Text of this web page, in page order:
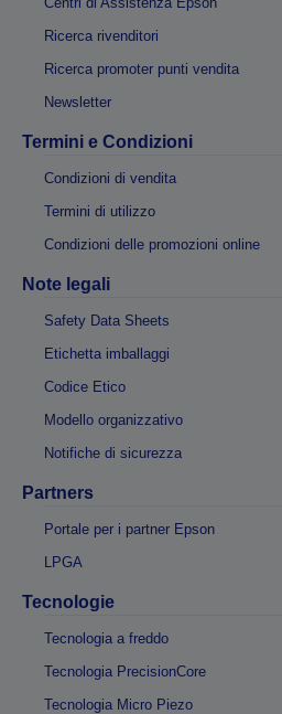
Ricerca rivenditori
Ricerca promoter punti vendita
Newsletter
Termini e Condizioni
Condizioni di vendita
Termini di utilizzo
Condizioni delle promozioni online
Note legali
Safety Data Sheets
Etichetta imballaggi
Codice Etico
Modello organizzativo
Notifiche di sicurezza
Partners
Portale per i partner Epson
LPGA
Tecnologie
Tecnologia a freddo
Tecnologia PrecisionCore
Tecnologia Micro Piezo